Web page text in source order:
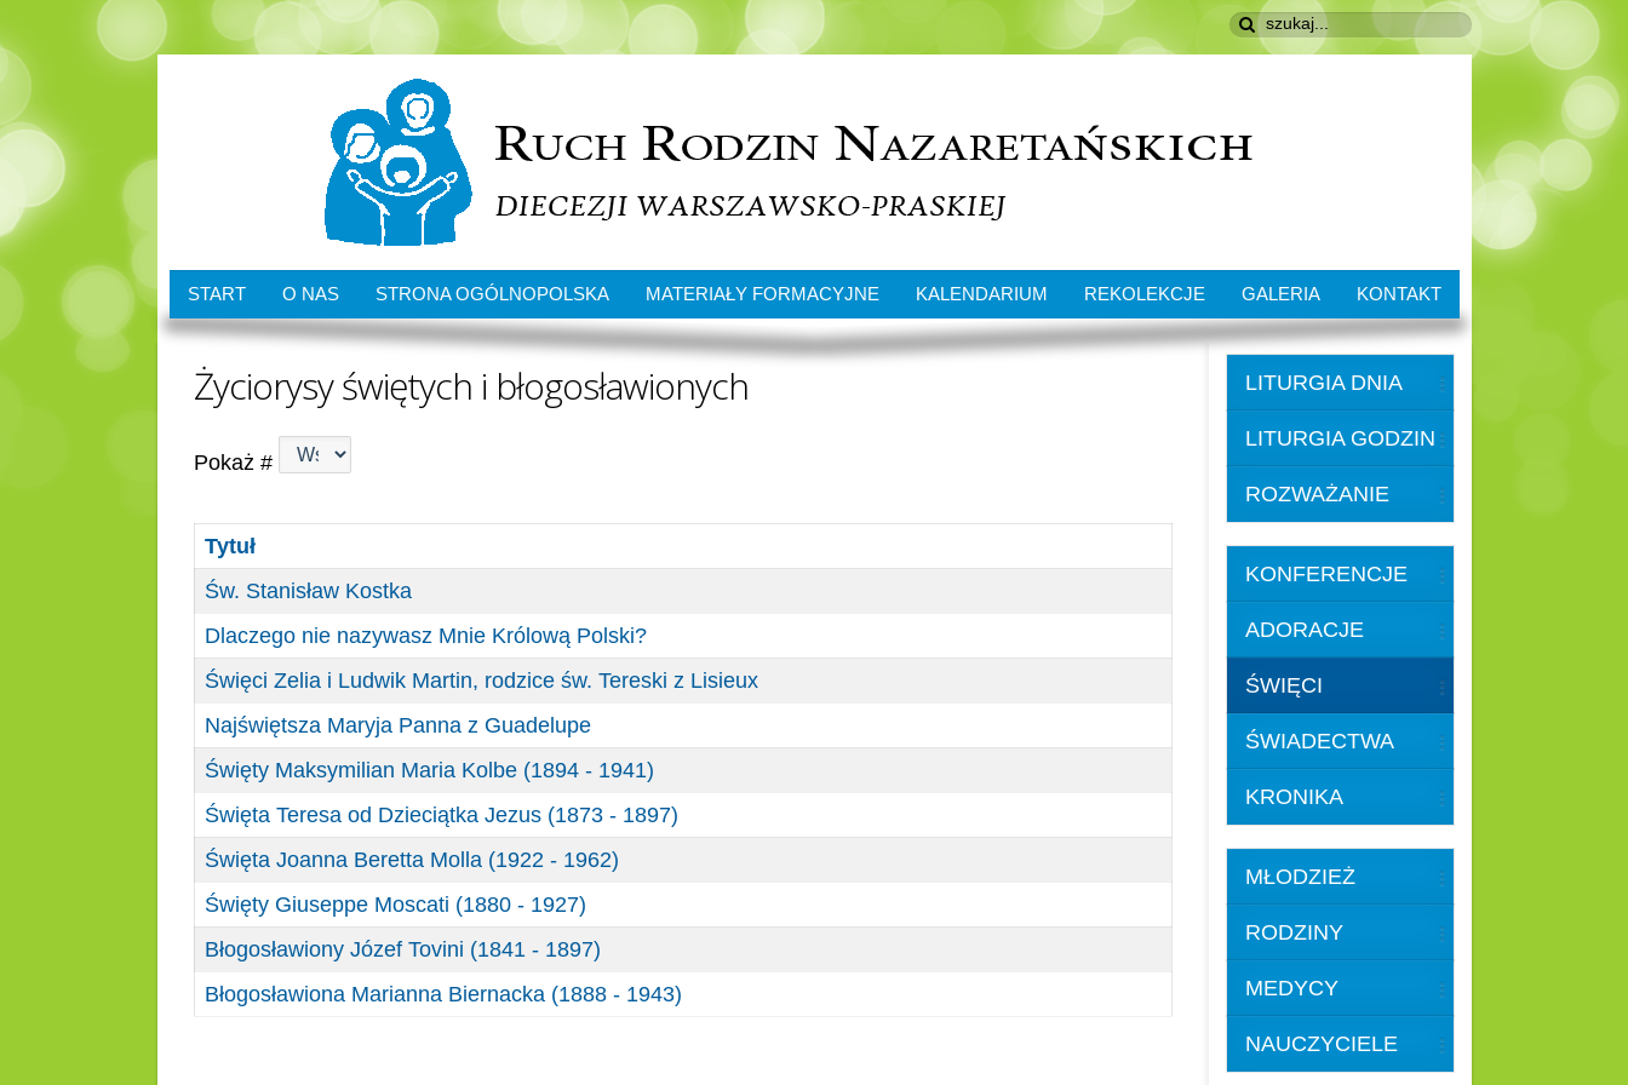
START O NAS STRONA OGÓLNOPOLSKA MATERIAŁY FORMACYJNE KALENDARIUM REKOLEKCJE GALERIA KONTAKT
Życiorysy świętych i błogosławionych
Pokaż #
Tytuł
Św. Stanisław Kostka
Dlaczego nie nazywasz Mnie Królową Polski?
Święci Zelia i Ludwik Martin, rodzice św. Tereski z Lisieux
Najświętsza Maryja Panna z Guadelupe
Święty Maksymilian Maria Kolbe (1894 - 1941)
Święta Teresa od Dzieciątka Jezus (1873 - 1897)
Święta Joanna Beretta Molla (1922 - 1962)
Święty Giuseppe Moscati (1880 - 1927)
Błogosławiony Józef Tovini (1841 - 1897)
Błogosławiona Marianna Biernacka (1888 - 1943)
LITURGIA DNIA
LITURGIA GODZIN
ROZWAŻANIE
KONFERENCJE
ADORACJE
ŚWIĘCI
ŚWIADECTWA
KRONIKA
MŁODZIEŻ
RODZINY
MEDYCY
NAUCZYCIELE